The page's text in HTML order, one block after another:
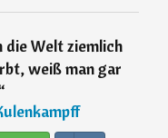
die Welt ziemlich
weiß man gar